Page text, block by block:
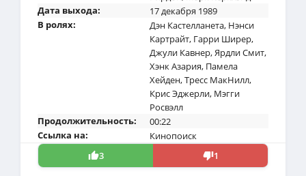
Дата выхода:
17 декабря 1989
В ролях:
Дэн Кастелланета, Нэнси
Картрайт, Гарри Ширер,
Джули Кавнер,Ярдли Смит,
Хэнк Азария, Памела
Хейден,Тресс МакНилл,
Крис Эджерли, Мэгги
Росвэлл
Продолжительность:
00:22
Ссылка на:
Кинопоиск
3
1